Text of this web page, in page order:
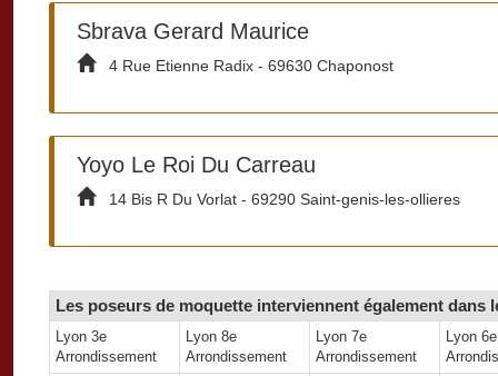
Sbrava Gerard Maurice
4 Rue Etienne Radix - 69630 Chaponost
Yoyo Le Roi Du Carreau
14 Bis R Du Vorlat - 69290 Saint-genis-les-ollieres
Les poseurs de moquette interviennent également dans
Lyon 3e
Arrondissement
Lyon 8e
Arrondissement
Lyon 7e
Arrondissement
Lyon 6e